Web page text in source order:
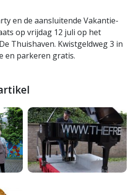
en de aansluitende Vakantie-
op vrijdag 12 juli op het
Thuishaven. Kwistgeldweg 3 in
en parkeren gratis.